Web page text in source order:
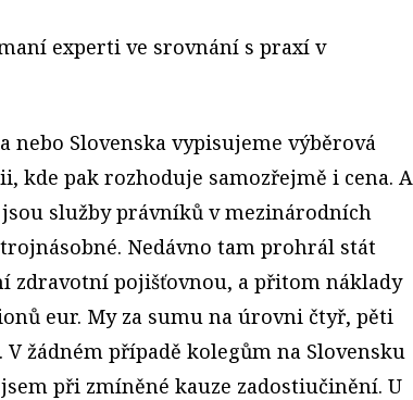
experti ve srovnání s praxí v
nebo Slovenska vypisujeme výběrová
kde pak rozhoduje samozřejmě i cena. A
služby právníků v mezinárodních
Nedávno tam prohrál stát
zdravotní pojišťovnou, a přitom náklady
eur. My za sumu na úrovni čtyř, pěti
žádném případě kolegům na Slovensku
při zmíněné kauze zadostiučinění. U